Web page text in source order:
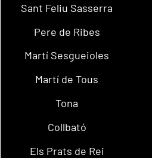
Sant Feliu Sasserra
Pere de Ribes
Martí Sesgueioles
Martí de Tous
Tona
Collbató
Els Prats de Rei